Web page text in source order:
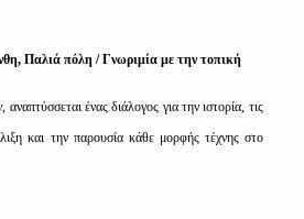
Παλιά πόλη / Γνωριμία με την τοπική
ένας διάλογος για την ιστορία, τις
και την παρουσία κάθε μορφής τέχνης στο